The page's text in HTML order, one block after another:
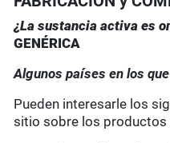
¿La sustancia activa es
GENÉRICA
Algunos países en los
Pueden interesarle los
sitio sobre los productos